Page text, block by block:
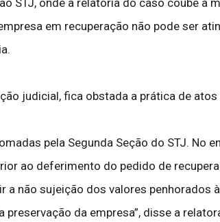
STJ, onde a relatoria do caso coube
em recuperação não pode ser
judicial, fica obstada a prática de
pela Segunda Seção do STJ.
ao deferimento do pedido de
a não sujeição dos valores
da empresa”, disse a